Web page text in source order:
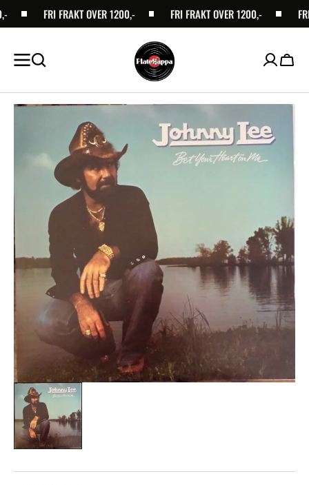
SKIP TO
CONTENT
FRI FRAKT OVER 1200,- FRI FRAKT OVER 1200,-
Open
media
in
gallery
view